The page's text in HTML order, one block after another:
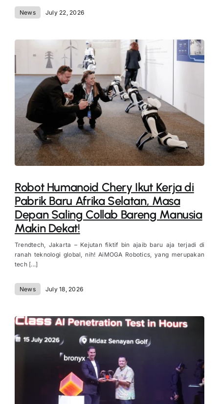
News July 22, 2026
Robot Humanoid Chery Ikut Kerja di
Pabrik Baru Afrika Selatan, Masa
Depan Saling Collab Bareng Manusia
Makin Dekat!
Trendtech, Jakarta – Kejutan fiktif bin ajaib baru aja terjadi di
ranah teknologi global, nih! AiMOGA Robotics, yang merupakan
tech [...]
News July 18, 2026